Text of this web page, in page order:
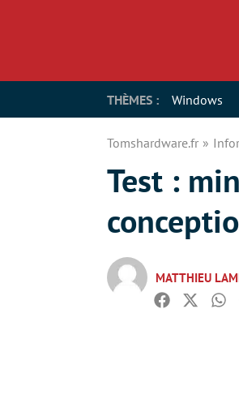
THÈMES : Windows
Tomshardware.fr
Test :
MATTHIEU
Facebook
Twitter